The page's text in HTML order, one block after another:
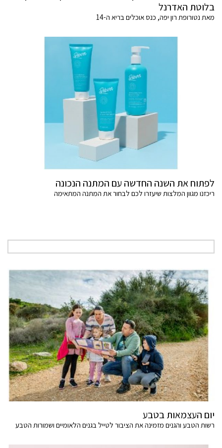
בלוטת האדרנל
מאת נטורופת רון יפה, כנס אוכלים בריא ה-14
לפתוח את השנה החדשה עם המתנה הנכונה
ריכזנו מגוון המלצות שיעזרו לכם לבחור את המתנה המתאימה
יום העצמאות בטבע
רשות הטבע והגנים מזמינה את הציבור לטייל בגנים הלאומיים ושמורות הטבע